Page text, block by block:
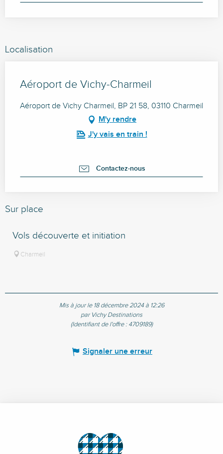
Localisation
Aéroport de Vichy-Charmeil
Aéroport de Vichy Charmeil, BP 21 58, 03110 Charmeil
M'y rendre
J'y vais en train !
Contactez-nous
Sur place
Vols découverte et initiation
Charmeil
Mis à jour le 18 décembre 2024 à 12:26
par Vichy Destinations
(Identifiant de l'offre : 4709189)
Signaler une erreur